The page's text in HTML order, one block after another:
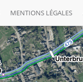
MENTIONS LÉGALES